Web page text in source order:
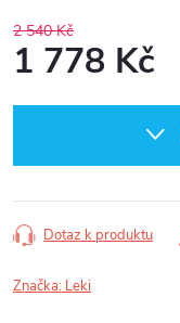
2 540 Kč
1 778 Kč
Dotaz k produktu
Značka: Leki